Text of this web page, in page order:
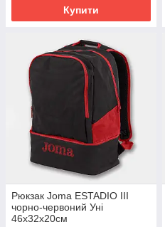
Купити
Рюкзак Joma ESTADIO III
чорно-червоний Уні
46х32х20см